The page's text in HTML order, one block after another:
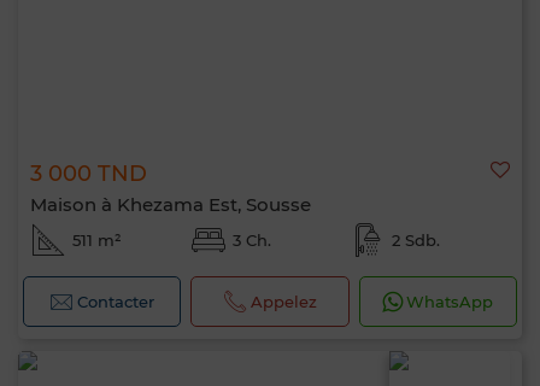
3 000 TND
Maison à Khezama Est, Sousse
511 m² 3 Ch. 2 Sdb.
Contacter Appelez WhatsApp